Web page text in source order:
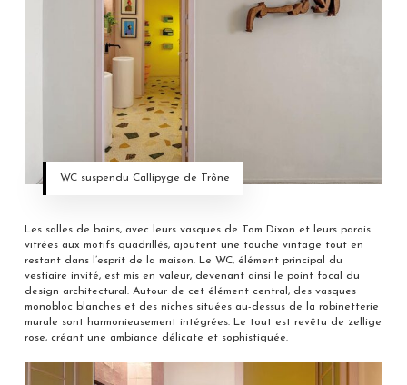
WC suspendu Callipyge de Trône
Les salles de bains, avec leurs vasques de Tom Dixon et leurs parois
vitrées aux motifs quadrillés, ajoutent une touche vintage tout en
restant dans l’esprit de la maison. Le WC, élément principal du
vestiaire invité, est mis en valeur, devenant ainsi le point focal du
design architectural. Autour de cet élément central, des vasques
monobloc blanches et des niches situées au-dessus de la robinetterie
murale sont harmonieusement intégrées. Le tout est revêtu de zellige
rose, créant une ambiance délicate et sophistiquée.